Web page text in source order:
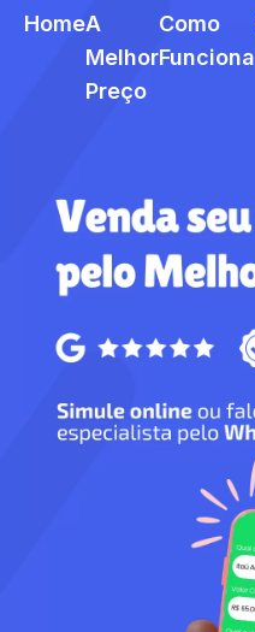
HomeA
Melhor
Preço
Como
Funciona